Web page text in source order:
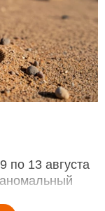
по 13 августа